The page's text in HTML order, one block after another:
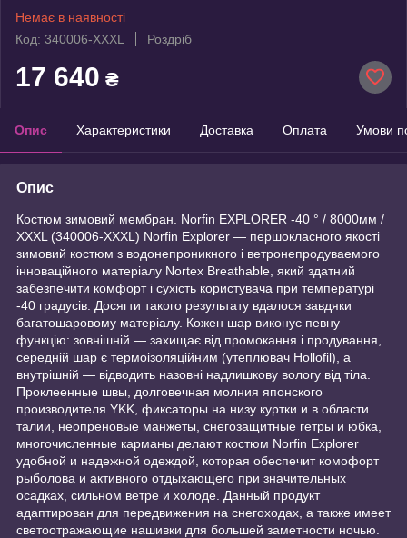
Немає в наявності
Код: 340006-XXXL
Роздріб
17 640 ₴
Опис Характеристики Доставка Оплата Умови
Опис
Костюм зимовий мембран. Norfin EXPLORER -40 ° / 8000мм /
XXXL (340006-XXXL) Norfin Explorer — першокласного якості
зимовий костюм з водонепроникного і ветронепродуваемого
інноваційного матеріалу Nortex Breathable, який здатний
забезпечити комфорт і сухість користувача при температурі
-40 градусів. Досягти такого результату вдалося завдяки
багатошаровому матеріалу. Кожен шар виконує певну
функцію: зовнішній — захищає від промокання і продування,
середній шар є термоізоляційним (утеплювач Hollofil), а
внутрішній — відводить назовні надлишкову вологу від тіла.
Проклеенные швы, долговечная молния японского
производителя YKK, фиксаторы на низу куртки и в области
талии, неопреновые манжеты, снегозащитные гетры и юбка,
многочисленные карманы делают костюм Norfin Explorer
удобной и надежной одеждой, которая обеспечит комофорт
рыболова и активного отдыхающего при значительных
осадках, сильном ветре и холоде. Данный продукт
адаптирован для передвижения на снегоходах, а также имеет
светоотражающие нашивки для большей заметности ночью.